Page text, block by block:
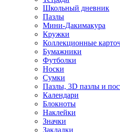
Школьный дневник
Пазлы
Мини-Дакимакура
Кружки
Коллекционные
Бумажники
Футболки
Носки
Сумки
Пазлы, 3D пазлы и
Календари
Блокноты
Наклейки
Значки
Закладки